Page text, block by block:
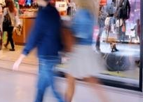
Oxbow, O'Neill, Pablo, Pallio
Puma, Quiksilver, Saint
Blanco, Simone Pérèle,
Body Shop, The Kooples,
des Vosges, Triumph,